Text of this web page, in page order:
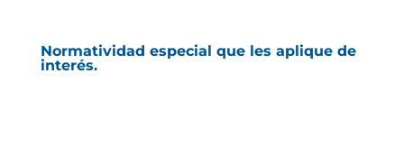
Normatividad especial que les aplique de
interés.